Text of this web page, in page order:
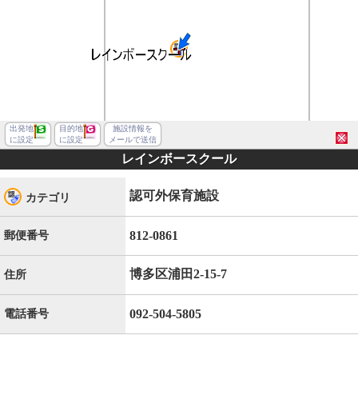
出発地
に設定
目的地
に設定
施設情報を
メールで送信
レインボースクール
カテゴリ 認可外保育施設
郵便番号 812-0861
住所 博多区浦田2-15-7
電話番号 092-504-5805